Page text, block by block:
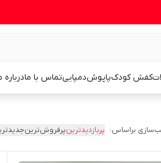
کفش کودکپاپوشدمپاییتماس با ما
براساس: پربازدیدترینپرفروش‌ترین